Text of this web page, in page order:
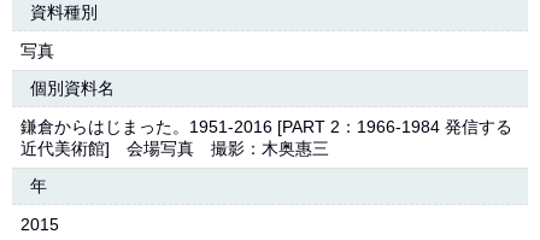
資料種別
写真
個別資料名
鎌倉からはじまった。1951-2016 [PART 2：1966-1984 発信する
近代美術館] 会場写真 撮影：木奥惠三
年
2015